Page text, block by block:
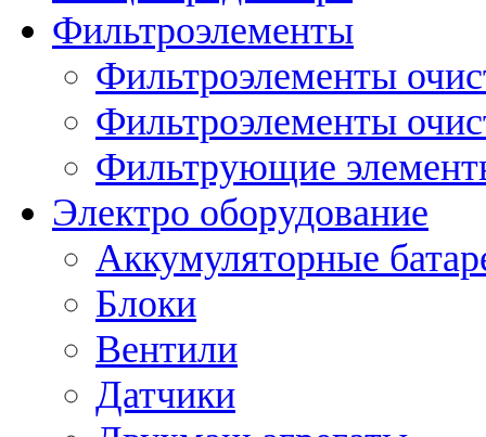
Фильтроэлементы
Фильтроэлементы
Фильтроэлементы
Фильтрующие
Электро оборудование
Аккумуляторные
Блоки
Вентили
Датчики